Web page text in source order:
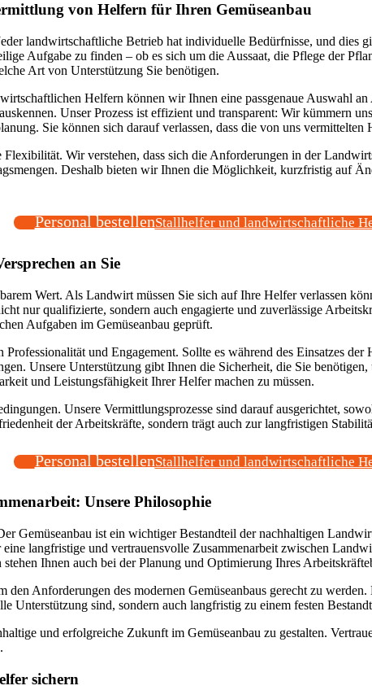
von Helfern für Ihren Gemüseanbau
landwirtschaftliche Betrieb hat individuelle Bedürfnisse, und dies
Aufgabe zu finden – ob es sich um die Aussaat, die Pflege der
Art von Unterstützung Sie benötigen.
Helfern können wir Ihnen eine passgenaue Auswahl
Unser Prozess ist effizient und transparent: Wir kümmern
Sie können sich darauf verlassen, dass die von uns
Wir verstehen, dass sich die Anforderungen in der
Deshalb bieten wir Ihnen die Möglichkeit, kurzfristig auf
Personal bestellenStallhelfer und landwirtschaftliche
an Sie
Wert. Als Landwirt müssen Sie sich auf Ihre Helfer verlassen
nur qualifizierte, sondern auch engagierte und zuverlässige
Aufgaben im Gemüseanbau geprüft.
und Engagement. Sollte es während des Einsatzes
Unsere Unterstützung gibt Ihnen die Sicherheit, die Sie
und Leistungsfähigkeit Ihrer Helfer machen zu müssen.
Unsere Vermittlungsprozesse sind darauf ausgerichtet,
der Arbeitskräfte, sondern trägt auch zur langfristigen
Personal bestellenStallhelfer und landwirtschaftliche
Unsere Philosophie
Gemüseanbau ist ein wichtiger Bestandteil der nachhaltigen
langfristige und vertrauensvolle Zusammenarbeit zwischen
Ihnen auch bei der Planung und Optimierung Ihres
Anforderungen des modernen Gemüseanbaus gerecht zu
Unterstützung sind, sondern auch langfristig zu einem festen
und erfolgreiche Zukunft im Gemüseanbau zu gestalten.
sichern